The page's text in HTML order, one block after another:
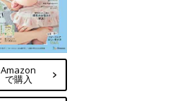
Amazon
で購入